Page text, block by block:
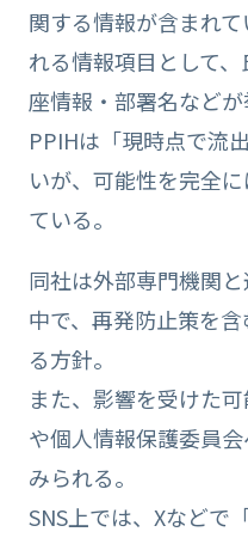
関する情報が含まれ
れる情報項目として
座情報・部署名などが
PPIHは「現時点で流
いが、可能性を完全
ている。
同社は外部専門機関
中で、再発防止策を
る方針。
また、影響を受けた
や個人情報保護委員
みられる。
SNS上では、Xなどで